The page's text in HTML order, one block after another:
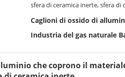
sfera di ceramica inerte, sfera di
Caglioni di ossido di
Industria del gas naturale
che coprono il